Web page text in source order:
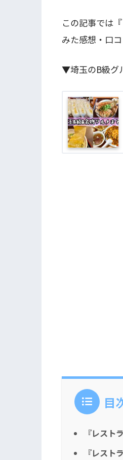
この記事では
みた感想・口
▼埼玉のB級グ
目
『レスト
『レスト